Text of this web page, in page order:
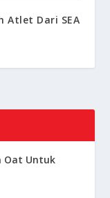
Atlet Dari SEA
Oat Untuk